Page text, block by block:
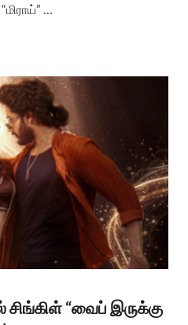
…
சிங்கிள் “வைப் இருக்கு